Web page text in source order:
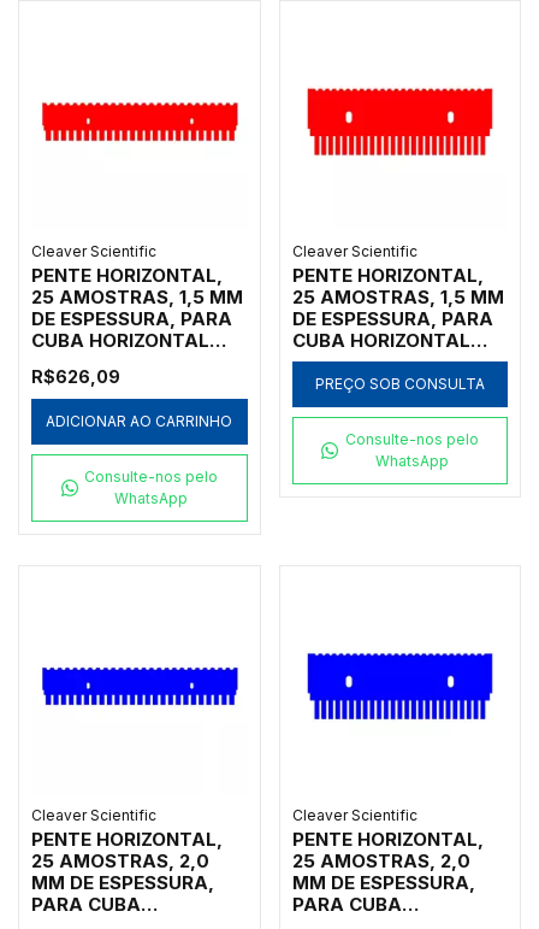
Cleaver Scientific
PENTE HORIZONTAL,
25 AMOSTRAS, 1,5 MM
DE ESPESSURA, PARA
CUBA HORIZONTAL
SCIENTIFIC MODELOS
MSMAXI10, MSMAXI15,
MSMAXI20, MSMAXI25
E MSMAXIDUO -
CÓDIGO MS20-25-1.5
R$626,09
ADICIONAR AO CARRINHO
Consulte-nos pelo
WhatsApp
Cleaver Scientific
PENTE HORIZONTAL,
25 AMOSTRAS, 1,5 MM
DE ESPESSURA, PARA
CUBA HORIZONTAL
MARCA CLEAVER
SCIENTIFIC MODELOS
MSMIDI7, MSMIDI10 E
MS10-25-1.5
PREÇO SOB CONSULTA
Consulte-nos pelo
WhatsApp
Cleaver Scientific
PENTE HORIZONTAL,
25 AMOSTRAS, 2,0
MM DE ESPESSURA,
PARA CUBA
Cleaver Scientific
PENTE HORIZONTAL,
25 AMOSTRAS, 2,0
MM DE ESPESSURA,
PARA CUBA